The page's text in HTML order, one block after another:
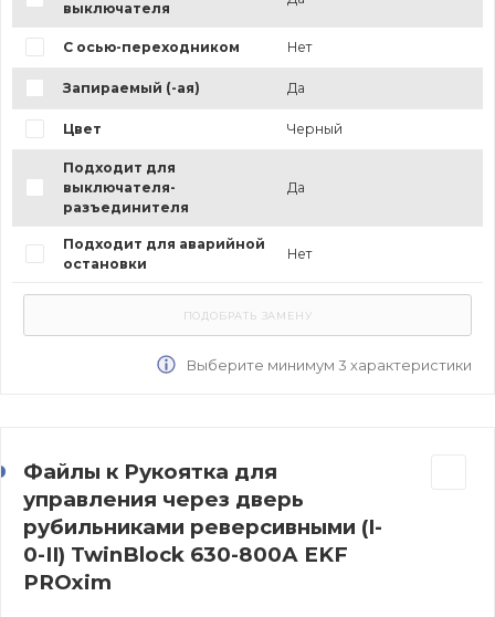
выключателя
С осью-переходником Нет
Запираемый (-ая) Да
Цвет Черный
Подходит для
выключателя-
разъединителя
Да
Подходит для аварийной
остановки
Нет
Выберите минимум 3 характеристики
Файлы к Рукоятка для
управления через дверь
рубильниками реверсивными (I-
0-II) TwinBlock 630-800А EKF
PROxim